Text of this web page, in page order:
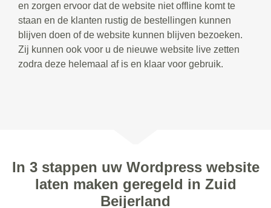
en zorgen ervoor dat de website niet offline komt te
staan en de klanten rustig de bestellingen kunnen
blijven doen of de website kunnen blijven bezoeken.
Zij kunnen ook voor u de nieuwe website live zetten
zodra deze helemaal af is en klaar voor gebruik.
In 3 stappen uw Wordpress website
laten maken geregeld in Zuid
Beijerland